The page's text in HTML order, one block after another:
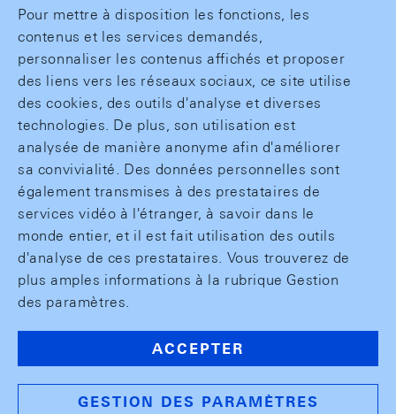
Pour mettre à disposition les fonctions, les
contenus et les services demandés,
personnaliser les contenus affichés et proposer
des liens vers les réseaux sociaux, ce site utilise
des cookies, des outils d'analyse et diverses
technologies. De plus, son utilisation est
analysée de manière anonyme afin d'améliorer
sa convivialité. Des données personnelles sont
également transmises à des prestataires de
services vidéo à l'étranger, à savoir dans le
monde entier, et il est fait utilisation des outils
d'analyse de ces prestataires. Vous trouverez de
plus amples informations à la rubrique Gestion
des paramètres.
ACCEPTER
GESTION DES PARAMÈTRES